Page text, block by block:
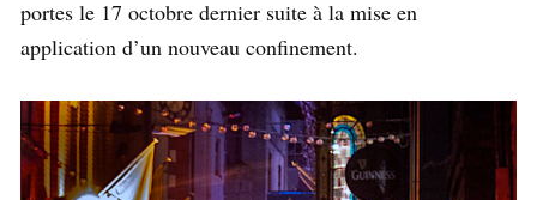
portes le 17 octobre dernier suite à la mise en
application d’un nouveau confinement.